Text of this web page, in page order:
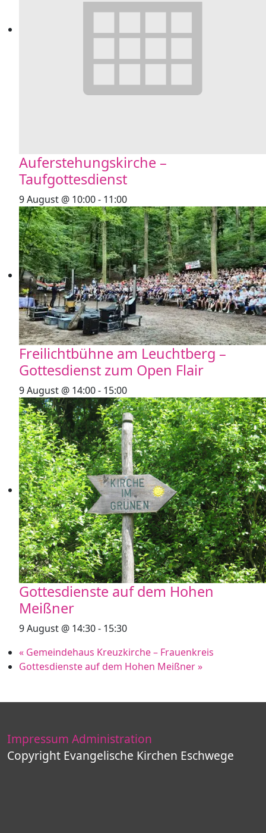
Auferstehungskirche –
Taufgottesdienst
9 August @ 10:00- 11:00
Freilichtbühne am Leuchtberg –
Gottesdienst zum Open Flair
9 August @ 14:00- 15:00
Gottesdienste auf dem Hohen
Meißner
9 August @ 14:30- 15:30
« Gemeindehaus Kreuzkirche – Frauenkreis
Gottesdienste auf dem Hohen Meißner»
Impressum Administration
Copyright Evangelische Kirchen Eschwege